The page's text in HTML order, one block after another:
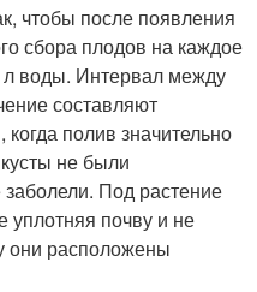
чтобы после появления
сбора плодов на каждое
л воды. Интервал между
составляют
полив значительно
не были
Под растение
уплотняя почву и не
они расположены